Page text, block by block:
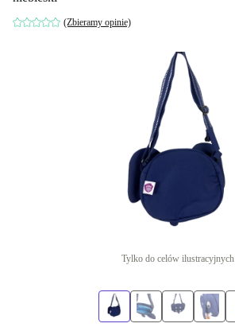
(Zbieramy opinie)
Tylko do celów ilustracyjnych